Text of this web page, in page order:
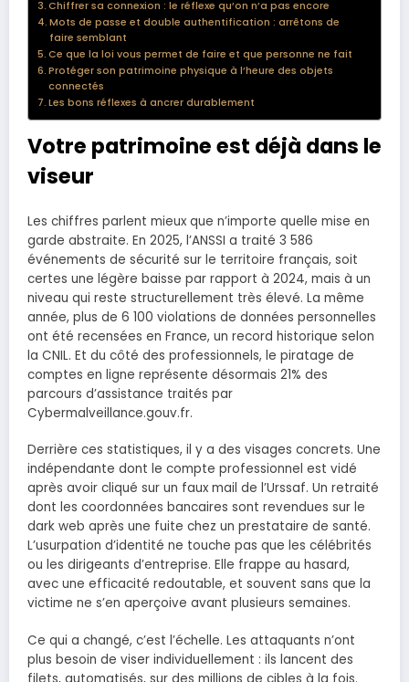
Chiffrer sa connexion : le réflexe qu’on n’a pas encore
Mots de passe et double authentification : arrêtons de
faire semblant
Ce que la loi vous permet de faire et que personne ne fait
Protéger son patrimoine physique à l’heure des objets
connectés
Les bons réflexes à ancrer durablement
Votre patrimoine est déjà dans le
viseur
Les chiffres parlent mieux que n’importe quelle mise en
garde abstraite. En 2025, l’ANSSI a traité 3 586
événements de sécurité sur le territoire français, soit
certes une légère baisse par rapport à 2024, mais à un
niveau qui reste structurellement très élevé. La même
année, plus de 6 100 violations de données personnelles
ont été recensées en France, un record historique selon
la CNIL. Et du côté des professionnels, le piratage de
comptes en ligne représente désormais 21% des
parcours d’assistance traités par
Cybermalveillance.gouv.fr.
Derrière ces statistiques, il y a des visages concrets. Une
indépendante dont le compte professionnel est vidé
après avoir cliqué sur un faux mail de l’Urssaf. Un retraité
dont les coordonnées bancaires sont revendues sur le
dark web après une fuite chez un prestataire de santé.
L’usurpation d’identité ne touche pas que les célébrités
ou les dirigeants d’entreprise. Elle frappe au hasard,
avec une efficacité redoutable, et souvent sans que la
victime ne s’en aperçoive avant plusieurs semaines.
Ce qui a changé, c’est l’échelle. Les attaquants n’ont
plus besoin de viser individuellement : ils lancent des
filets, automatisés, sur des millions de cibles à la fois.